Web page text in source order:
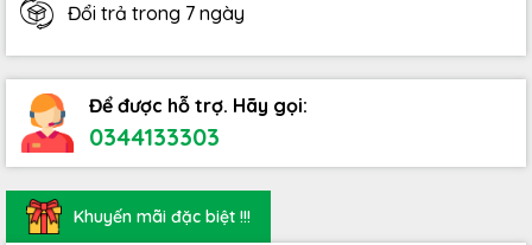
Đổi trả trong 7 ngày
Để được hỗ trợ. Hãy gọi:
0344133303
Khuyến mãi đặc biệt !!!